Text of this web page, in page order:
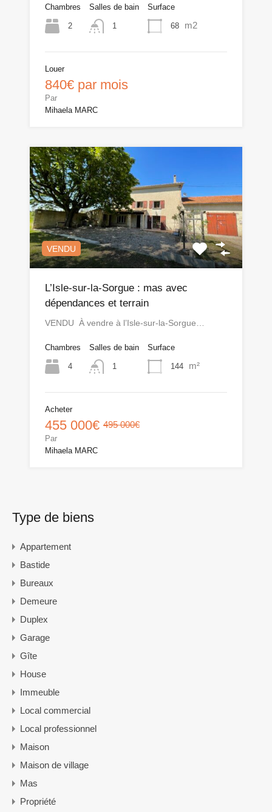
Chambres
2
Salles de bain
1
Surface
68 m2
Louer
840€ par mois
Par
Mihaela MARC
VENDU
L’Isle-sur-la-Sorgue : mas avec
dépendances et terrain
VENDU À vendre à l’Isle-sur-la-Sorgue…
Chambres
4
Salles de bain
1
Surface
144 m²
Acheter
455 000€ 495 000€
Par
Mihaela MARC
Type de biens
Appartement
Bastide
Bureaux
Demeure
Duplex
Garage
Gîte
House
Immeuble
Local commercial
Local professionnel
Maison
Maison de village
Mas
Propriété